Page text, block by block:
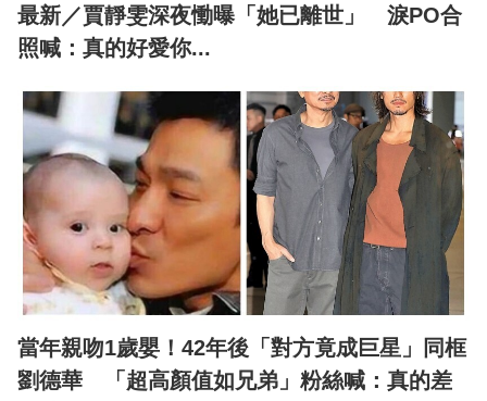
最新／賈靜雯深夜慟曝「她已離世」 淚PO合
照喊：真的好愛你...
當年親吻1歲嬰！42年後「對方竟成巨星」同框
劉德華 「超高顏值如兄弟」粉絲喊：真的差